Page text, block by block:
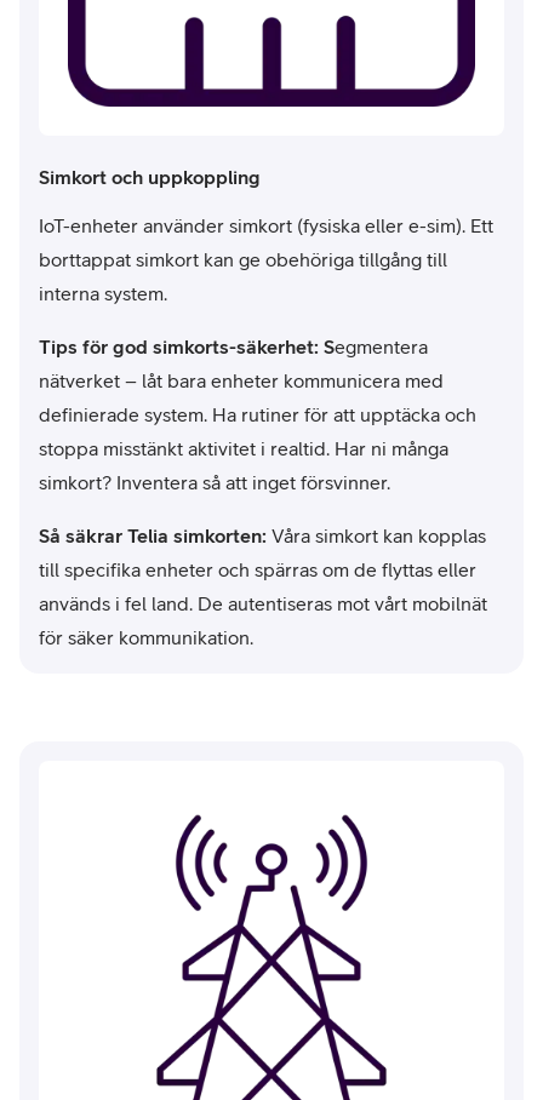
Simkort och uppkoppling
IoT-enheter använder simkort (fysiska eller e-sim). Ett
borttappat simkort kan ge obehöriga tillgång till
interna system.
Tips för god simkorts-säkerhet: Segmentera
nätverket – låt bara enheter kommunicera med
definierade system. Ha rutiner för att upptäcka och
stoppa misstänkt aktivitet i realtid. Har ni många
simkort? Inventera så att inget försvinner.
Så säkrar Telia simkorten: Våra simkort kan kopplas
till specifika enheter och spärras om de flyttas eller
används i fel land. De autentiseras mot vårt mobilnät
för säker kommunikation.